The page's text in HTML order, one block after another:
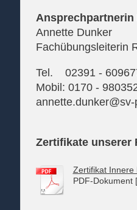
Ansprechpartnerin
Annette Dunker
Fachübungsleiterin
Tel. 02391 -
Mobil: 0170 -
Zertifikate unserer
Zertifikat Innere
PDF-Dokument